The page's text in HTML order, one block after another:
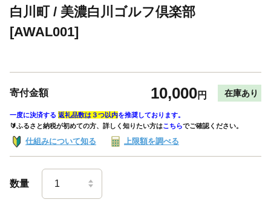
白川町 / 美濃白川ゴルフ倶楽部
[AWAL001]
寄付金額 10,000円 在庫あり
一度に決済する 返礼品数は３つ以内を推奨しております。
🔰ふるさと納税が初めての方、詳しく知りたい方はこちらでご確認ください。
仕組みについて知る 上限額を調べる
数量